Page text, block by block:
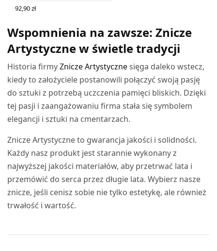
92,90zł
Wspomnienia na zawsze: Znicze
Artystyczne w świetle tradycji
Historia firmyZnicze Artystycznesięga daleko wstecz,
kiedy to założyciele postanowili połączyć swoją pasję
do sztuki z potrzebą uczczenia pamięci bliskich. Dzięki
tej pasji i zaangażowaniu firma stała się symbolem
elegancji i sztuki na cmentarzach.
Znicze Artystyczne to gwarancja jakości i solidności.
Każdy nasz produkt jest starannie wykonany z
najwyższej jakości materiałów, aby przetrwać lata i
przemówić do serca przez długie lata. Wybierz nasze
znicze, jeśli cenisz sobie nie tylko estetykę, ale również
trwałość i wartość.